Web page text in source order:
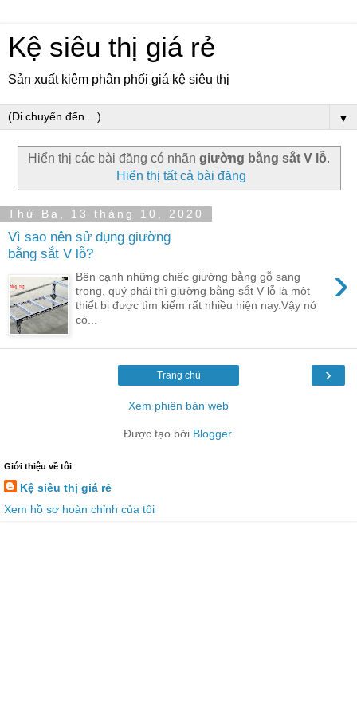
Kệ siêu thị giá rẻ
Sản xuất kiêm phân phối giá kệ siêu thị
▼
Hiển thị các bài đăng có nhãn giường bằng sắt V lỗ.
Hiển thị tất cả bài đăng
Thứ Ba, 13 tháng 10, 2020
Vì sao nên sử dụng giường
bằng sắt V lỗ?
›
Bên cạnh những chiếc giường bằng gỗ sang
trọng, quý phái thì giường bằng sắt V lỗ là một
thiết bị được tìm kiếm rất nhiều hiện nay.Vậy nó
có...
›
Trang chủ
Xem phiên bản web
Được tạo bởi Blogger.
Giới thiệu về tôi
Kệ siêu thị giá rẻ
Xem hồ sơ hoàn chỉnh của tôi